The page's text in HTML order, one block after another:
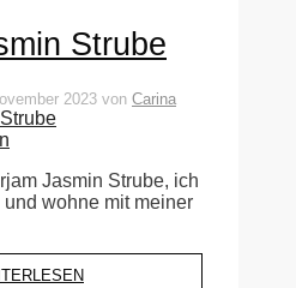
Strube
2023 von Carina
Jasmin Strube, ich
wohne mit meiner